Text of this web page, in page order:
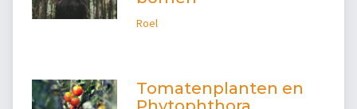
Roel
Tomatenplanten en